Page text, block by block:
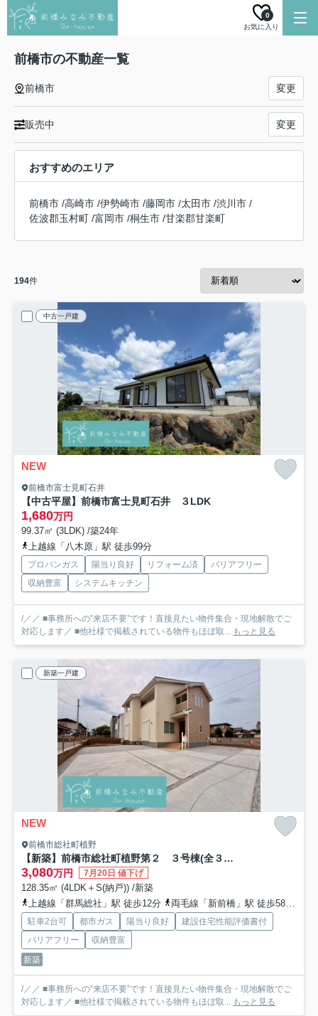
お気に入り
0
前橋市の不動産一覧
前橋市 変更
販売中 変更
おすすめのエリア
前橋市 /高崎市 /伊勢崎市 /藤岡市 /太田市 /渋川市 /
佐波郡玉村町 /富岡市 /桐生市 /甘楽郡甘楽町
194件
中古一戸建
NEW
前橋市富士見町石井
【中古平屋】前橋市富士見町石井 ３LDK
1,680万円
99.37㎡ (3LDK) /築24年
上越線「八木原」駅 徒歩99分
プロパンガス 陽当り良好 リフォーム済
バリアフリー
収納豊富
システムキッチン
/／／ ■事務所への”来店不要”です！直接見たい物件集合・現地解散でご
対応します／ ■他社様で掲載されている物件もほぼ取... もっと見る
新築一戸建
NEW
前橋市総社町植野
【新築】前橋市総社町植野第２ ３号棟(全３棟) リーブルガーデン 新築建売分譲
3,080万円 7月20日 値下げ
128.35㎡ (4LDK＋S(納戸)) /新築
上越線「群馬総社」駅 徒歩12分
両毛線「新前橋」駅 徒歩58分
駐車2台可 都市ガス 陽当り良好
建設住宅性能評価書付
バリアフリー
収納豊富
新築
/／／ ■事務所への”来店不要”です！直接見たい物件集合・現地解散でご
対応します／ ■他社様で掲載されている物件もほぼ取... もっと見る